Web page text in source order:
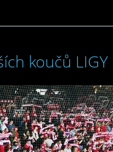
koučů